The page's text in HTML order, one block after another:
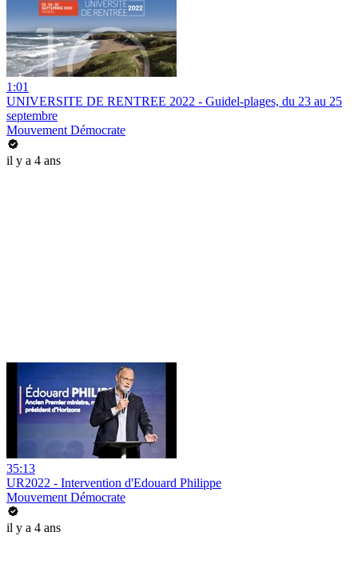
1:01
UNIVERSITE DE RENTREE 2022 - Guidel-plages, du 23 au 25
septembre
Mouvement Démocrate
il y a 4 ans
35:13
UR2022 - Intervention d'Edouard Philippe
Mouvement Démocrate
il y a 4 ans